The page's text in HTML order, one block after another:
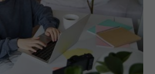
Iată cum îți poate afecta
să îți dai seama